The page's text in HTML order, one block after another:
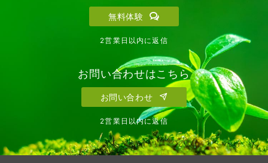
無料体験
2営業日以内に返信
お問い合わせはこちら
お問い合わせ
2営業日以内に返信